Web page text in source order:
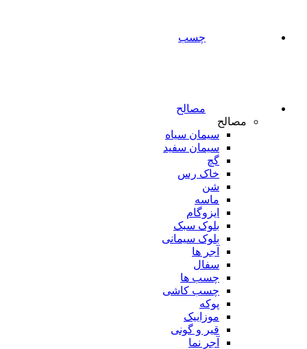
چسب
مصالح
مصالح
سیمان سیاه
سیمان سفید
گچ
خاک رس
شن
ماسه
ایزوگام
بلوک سبک
بلوک سیمانی
آجر ها
سفال
چسب ها
چسب کاشی
پوکه
موزاییک
قیر و گونی
آجر نما